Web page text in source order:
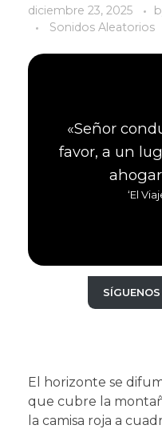
diciembre 23, 2025
Sonidos Aleatorios
«Señor
favor, a un
‘El
El horizonte se
que cubre la
la camisa roja a